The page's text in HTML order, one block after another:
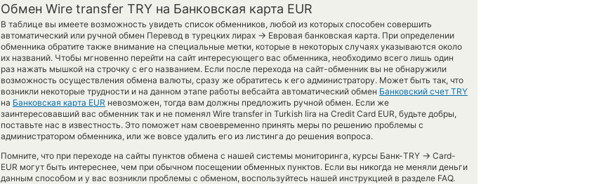
Обмен Wire transfer TRY на Банковская карта EUR
В таблице вы имеете возможность увидеть список обменников, любой из которых способен совершить
автоматический или ручной обмен Перевод в турецких лирах → Евровая банковская карта. При определении
обменника обратите также внимание на специальные метки, которые в некоторых случаях указываются около
их названий. Чтобы мгновенно перейти на сайт интересующего вас обменника, необходимо всего лишь один
раз нажать мышкой на строчку с его названием. Если после перехода на сайт-обменник вы не обнаружили
возможность осуществления обмена валюты, сразу же обратитесь к его администратору. Может быть так, что
возникли некоторые трудности и на данном этапе работы вебсайта автоматический обмен Банковский счет TRY
на Банковская карта EUR невозможен, тогда вам должны предложить ручной обмен. Если же
заинтересовавший вас обменник так и не поменял Wire transfer in Turkish lira на Credit Card EUR, будьте добры,
поставьте нас в известность. Это поможет нам своевременно принять меры по решению проблемы с
администратором обменника, или же вовсе удалить его из листинга до решения вопроса.
Помните, что при переходе на сайты пунктов обмена с нашей системы мониторинга, курсы Банк-TRY → Card-
EUR могут быть интереснее, чем при обычном посещении обменных пунктов. Если вы никогда не меняли деньги
данным способом и у вас возникли проблемы с обменом, воспользуйтесь нашей инструкцией в разделе FAQ.